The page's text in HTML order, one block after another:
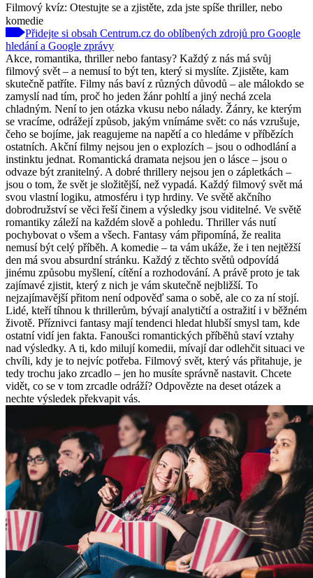
Filmový kvíz: Otestujte se a zjistěte, zda jste spíše thriller, nebo
komedie
Přidejte si obsah Centrum.cz do oblíbených zdrojů pro Google
hledání a Google zprávy
Akce, romantika, thriller nebo fantasy? Každý z nás má svůj
filmový svět – a nemusí to být ten, který si myslíte. Zjistěte, kam
skutečně patříte. Filmy nás baví z různých důvodů – ale málokdo se
zamyslí nad tím, proč ho jeden žánr pohltí a jiný nechá zcela
chladným. Není to jen otázka vkusu nebo nálady. Žánry, ke kterým
se vracíme, odrážejí způsob, jakým vnímáme svět: co nás vzrušuje,
čeho se bojíme, jak reagujeme na napětí a co hledáme v příbězích
ostatních. Akční filmy nejsou jen o explozích – jsou o odhodlání a
instinktu jednat. Romantická dramata nejsou jen o lásce – jsou o
odvaze být zranitelný. A dobré thrillery nejsou jen o zápletkách –
jsou o tom, že svět je složitější, než vypadá. Každý filmový svět má
svou vlastní logiku, atmosféru i typ hrdiny. Ve světě akčního
dobrodružství se věci řeší činem a výsledky jsou viditelné. Ve světě
romantiky záleží na každém slově a pohledu. Thriller vás nutí
pochybovat o všem a všech. Fantasy vám připomíná, že realita
nemusí být celý příběh. A komedie – ta vám ukáže, že i ten nejtěžší
den má svou absurdní stránku. Každý z těchto světů odpovídá
jinému způsobu myšlení, cítění a rozhodování. A právě proto je tak
zajímavé zjistit, který z nich je vám skutečně nejbližší. To
nejzajímavější přitom není odpověď sama o sobě, ale co za ní stojí.
Lidé, kteří tíhnou k thrillerům, bývají analytičtí a ostražití i v běžném
životě. Příznivci fantasy mají tendenci hledat hlubší smysl tam, kde
ostatní vidí jen fakta. Fanoušci romantických příběhů staví vztahy
nad výsledky. A ti, kdo milují komedii, mívají dar odlehčit situaci ve
chvíli, kdy je to nejvíc potřeba. Filmový svět, který vás přitahuje, je
tedy trochu jako zrcadlo – jen ho musíte správně nastavit. Chcete
vidět, co se v tom zrcadle odráží? Odpovězte na deset otázek a
nechte výsledek překvapit vás.